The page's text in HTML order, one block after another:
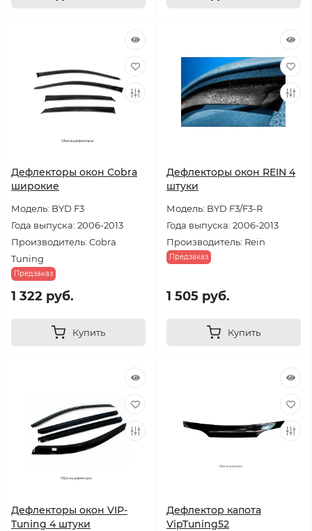
Дефлекторы окон Cobra
широкие
Модель: BYD F3
Года выпуска: 2006-2013
Производитель: Cobra
Tuning
Предзаказ
1 322 руб.
Купить
Дефлекторы окон REIN 4
штуки
Модель: BYD F3/F3-R
Года выпуска: 2006-2013
Производитель: Rein
Предзаказ
1 505 руб.
Купить
Дефлекторы окон VIP-
Tuning 4 штуки
Дефлектор капота
VipTuning52